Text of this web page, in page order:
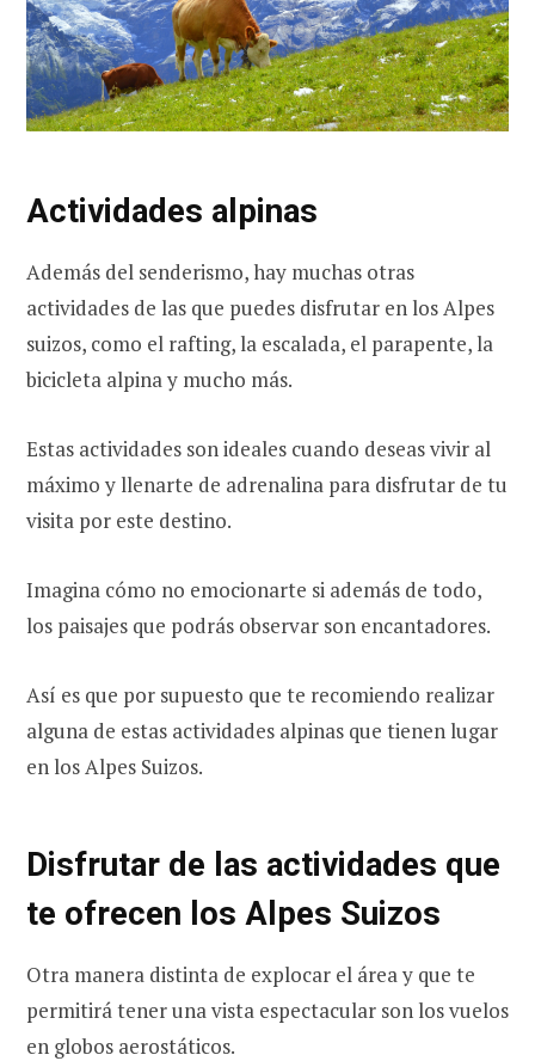
Actividades alpinas
Además del senderismo, hay muchas otras
actividades de las que puedes disfrutar en los Alpes
suizos, como el rafting, la escalada, el parapente, la
bicicleta alpina y mucho más.
Estas actividades son ideales cuando deseas vivir al
máximo y llenarte de adrenalina para disfrutar de tu
visita por este destino.
Imagina cómo no emocionarte si además de todo,
los paisajes que podrás observar son encantadores.
Así es que por supuesto que te recomiendo realizar
alguna de estas actividades alpinas que tienen lugar
en los Alpes Suizos.
Disfrutar de las actividades que
te ofrecen los Alpes Suizos
Otra manera distinta de explocar el área y que te
permitirá tener una vista espectacular son los vuelos
en globos aerostáticos.